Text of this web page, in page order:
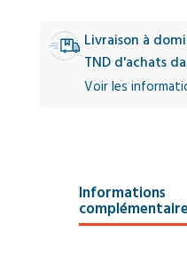
Livraison à
TND d'achats
Voir les
Informations